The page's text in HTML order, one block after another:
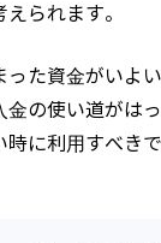
られます。
った資⾦がいよ
⾦の使い道がは
に利⽤すべきで